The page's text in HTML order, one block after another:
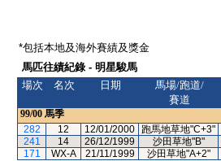
*包括本地及海外賽績及獎金
馬匹往績紀錄 - 明星駿馬
場次
名次 日期
馬場/跑道/
賽道
99/00 馬季
282
12 12/01/2000 跑馬地草地"C+3"
241
14 26/12/1999 沙田草地"B"
171
WX-A 21/11/1999 沙田草地"A+2"